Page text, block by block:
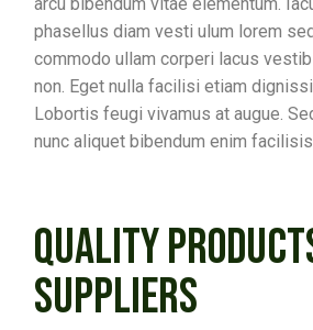
arcu bibendum vitae elementum.
phasellus diam vesti ulum lorem
commodo ullam corperi lacus
non. Eget nulla facilisi etiam
Lobortis feugi vivamus at augue.
nunc aliquet bibendum enim
QUALITY
SUPPLIERS